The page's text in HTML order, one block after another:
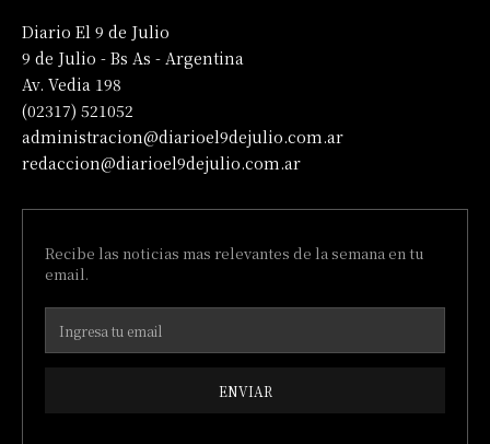
Diario El 9 de Julio
9 de Julio - Bs As - Argentina
Av. Vedia 198
(02317) 521052
administracion@diarioel9dejulio.com.ar
redaccion@diarioel9dejulio.com.ar
Recibe las noticias mas relevantes de la semana en tu
email.
ENVIAR